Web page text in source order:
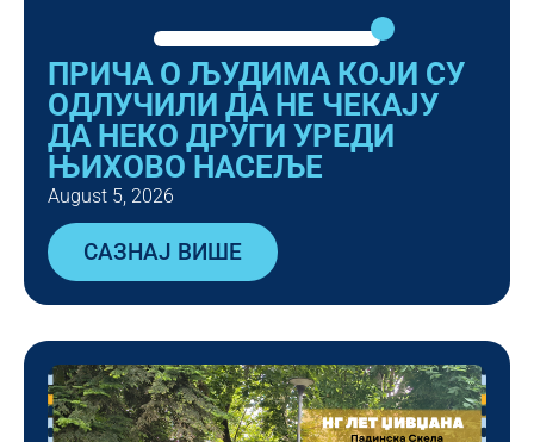
ПРИЧА О ЉУДИМА КОЈИ СУ
ОДЛУЧИЛИ ДА НЕ ЧЕКАЈУ
ДА НЕКО ДРУГИ УРЕДИ
ЊИХОВО НАСЕЉЕ
August 5, 2026
САЗНАЈ ВИШЕ